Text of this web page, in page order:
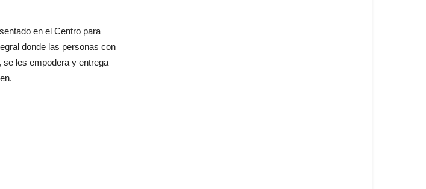
en el Centro para
donde las personas con
les empodera y entrega